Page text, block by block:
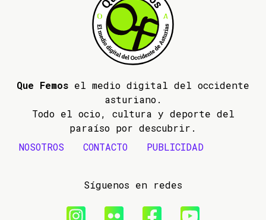
Que Femos el medio digital del occidente
asturiano.
Todo el ocio, cultura y deporte del
paraíso por descubrir.
NOSOTROS
CONTACTO PUBLICIDAD
Síguenos en redes